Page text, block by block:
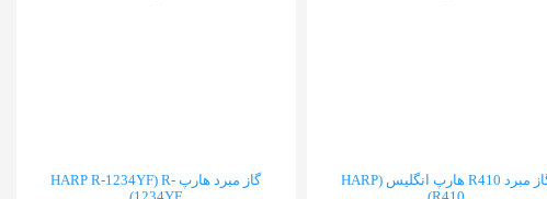
گاز مبرد R410 هارپ انگلیس (HARP
گاز مبرد هارپ HARP R-1234YF) R-